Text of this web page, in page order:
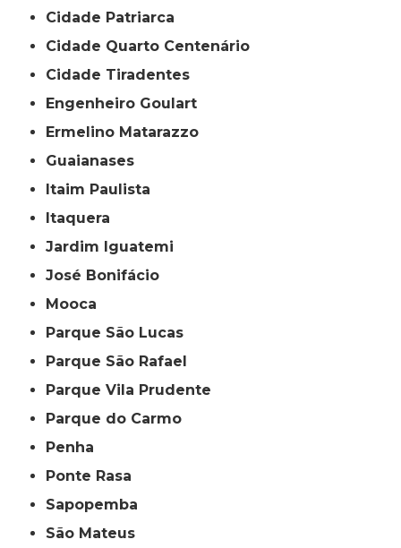
Cidade Patriarca
Cidade Quarto Centenário
Cidade Tiradentes
Engenheiro Goulart
Ermelino Matarazzo
Guaianases
Itaim Paulista
Itaquera
Jardim Iguatemi
José Bonifácio
Mooca
Parque São Lucas
Parque São Rafael
Parque Vila Prudente
Parque do Carmo
Penha
Ponte Rasa
Sapopemba
São Mateus